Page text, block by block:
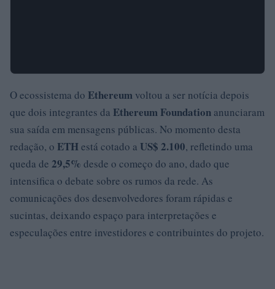
O ecossistema do Ethereum voltou a ser notícia depois
que dois integrantes da Ethereum Foundation anunciaram
sua saída em mensagens públicas. No momento desta
redação, o ETHestá cotado a US$ 2.100, refletindo uma
queda de 29,5% desde o começo do ano, dado que
intensifica o debate sobre os rumos da rede. As
comunicações dos desenvolvedores foram rápidas e
sucintas, deixando espaço para interpretações e
especulações entre investidores e contribuintes do projeto.